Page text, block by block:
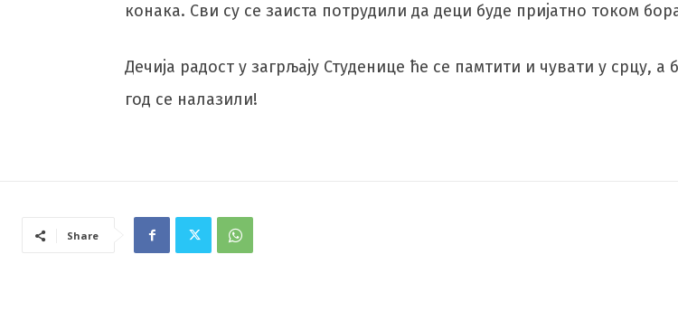
конака. Сви су се заиста потрудили да деци буде пријатно током
Дечија радост у загрљају Студенице ће се памтити и чувати у срцу,
год се налазили!
Share